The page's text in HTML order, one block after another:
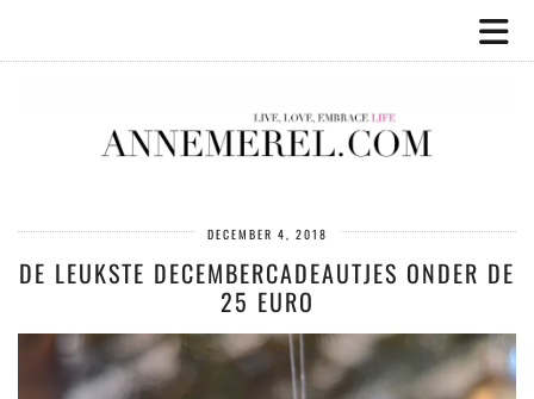
DECEMBER 4, 2018
DE LEUKSTE DECEMBERCADEAUTJES ONDER DE
25 EURO